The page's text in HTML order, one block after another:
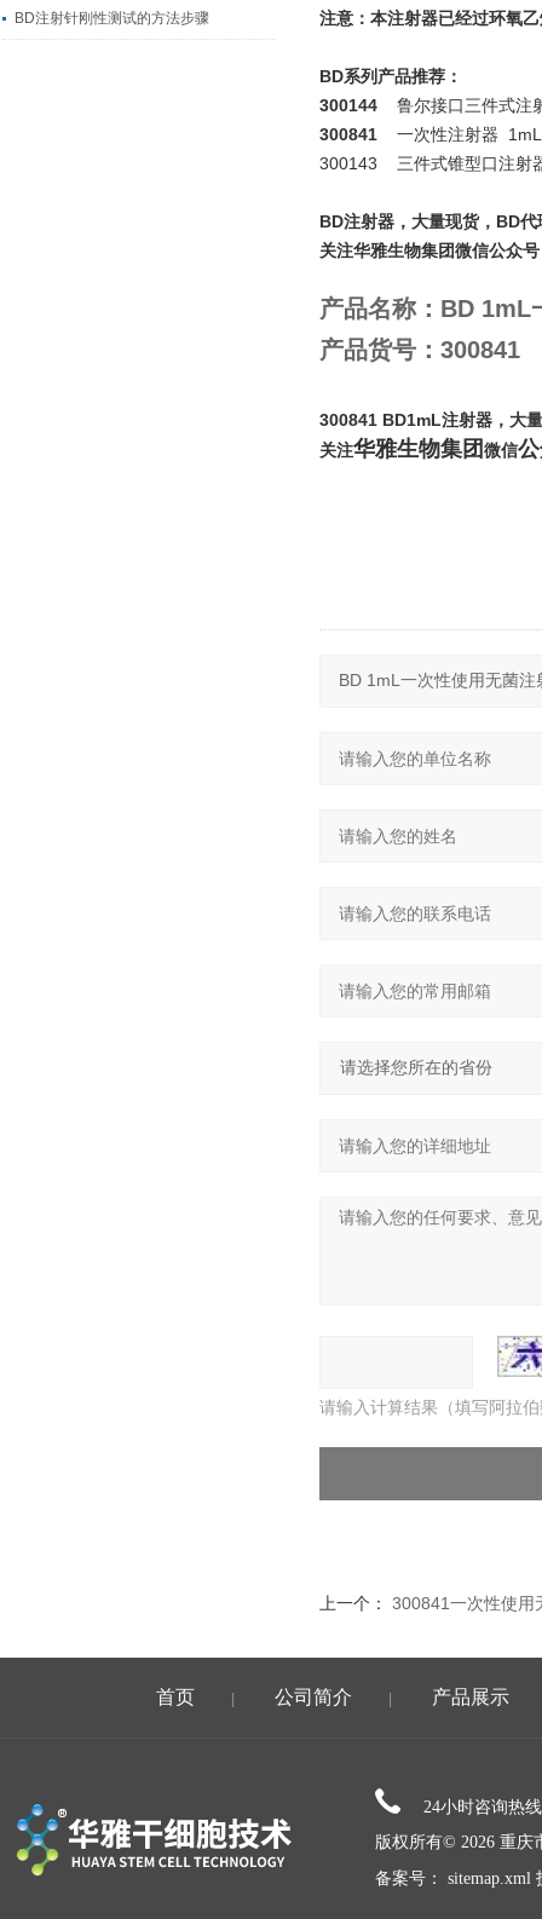
BD注射针刚性测试的方法步骤
注意： 本注射器已经过环氧
BD系列产品推荐：
300144 鲁尔接口三件式注
300841 一次性注射器 1mL
300143 三件式锥型口注射
BD注射器，大量现货，BD
关注华雅生物集团微信公众
产品名称：BD 1mL
产品货号：300841
300841 BD1mL注射器 ，大
关注华雅生物集团微信
请输入计算结果（填写阿拉
上一个： 300841一次性使用
首页 公司简介 产品展示
24小时咨询热
版权所有© 2026 重庆
备案号：
sitemap.xml